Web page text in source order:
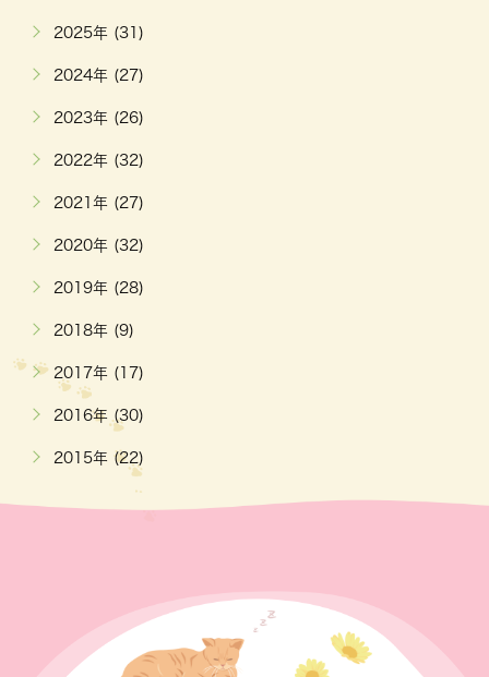
2025年 (31)
2024年 (27)
2023年 (26)
2022年 (32)
2021年 (27)
2020年 (32)
2019年 (28)
2018年 (9)
2017年 (17)
2016年 (30)
2015年 (22)